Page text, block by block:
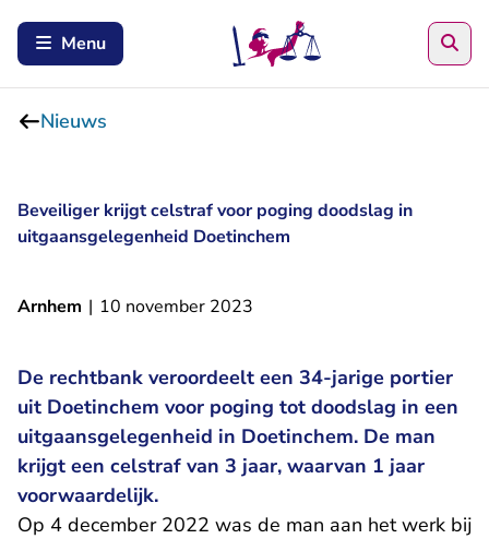
Menu
Nieuws
Beveiliger krijgt celstraf voor poging doodslag in
uitgaansgelegenheid Doetinchem
Arnhem | 10 november 2023
De rechtbank veroordeelt een 34-jarige portier
uit Doetinchem voor poging tot doodslag in een
uitgaansgelegenheid in Doetinchem. De man
krijgt een celstraf van 3 jaar, waarvan 1 jaar
voorwaardelijk.
Op 4 december 2022 was de man aan het werk bij